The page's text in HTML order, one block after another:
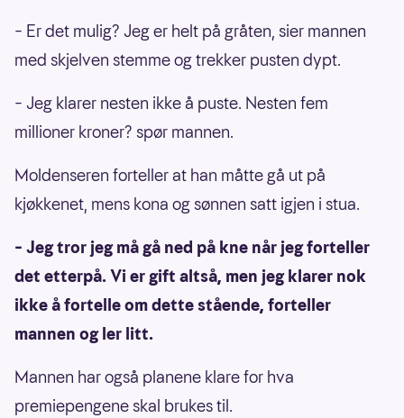
– Er det mulig? Jeg er helt på gråten, sier mannen
med skjelven stemme og trekker pusten dypt.
– Jeg klarer nesten ikke å puste. Nesten fem
millioner kroner? spør mannen.
Moldenseren forteller at han måtte gå ut på
kjøkkenet, mens kona og sønnen satt igjen i stua.
– Jeg tror jeg må gå ned på kne når jeg forteller
det etterpå. Vi er gift altså, men jeg klarer nok
ikke å fortelle om dette stående, forteller
mannen og ler litt.
Mannen har også planene klare for hva
premiepengene skal brukes til.